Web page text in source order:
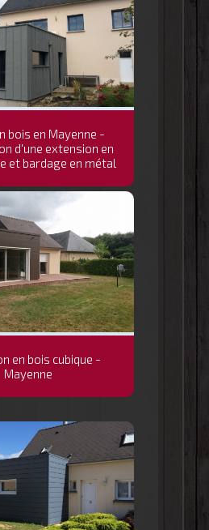
bois en Mayenne -
d'une extension en
et bardage en métal
en bois cubique -
Mayenne